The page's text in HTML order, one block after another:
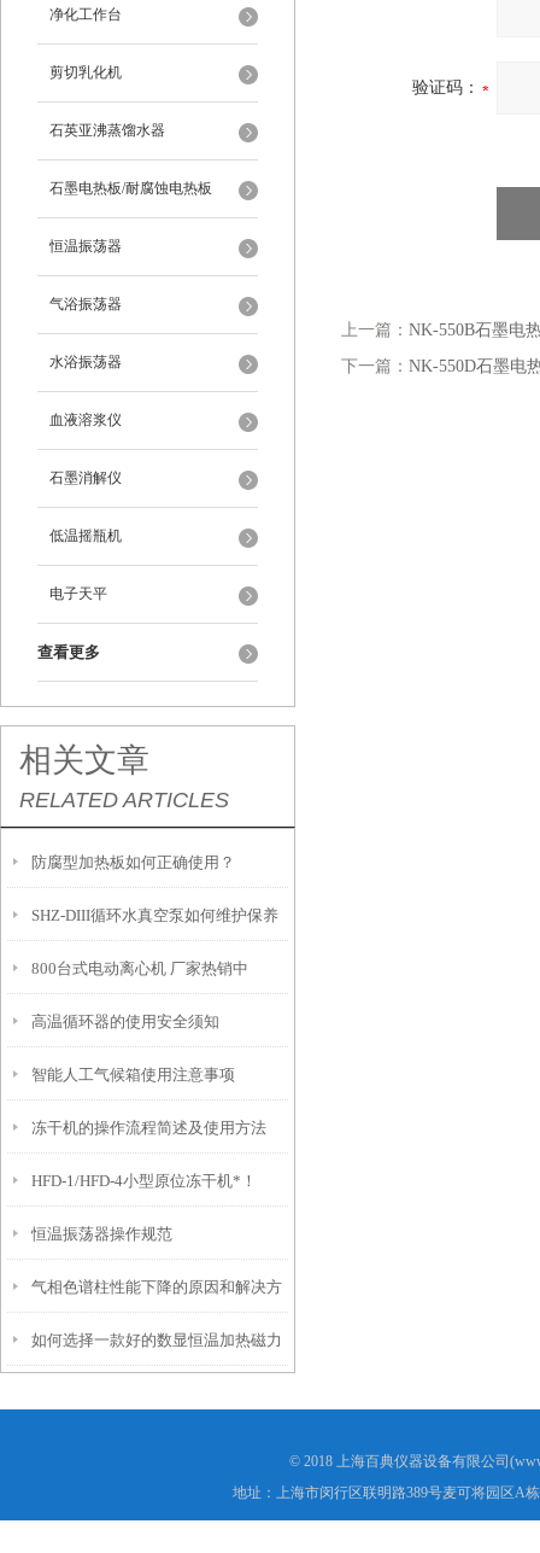
净化工作台
剪切乳化机
石英亚沸蒸馏水器
石墨电热板/耐腐蚀电热板
恒温振荡器
气浴振荡器
水浴振荡器
血液溶浆仪
石墨消解仪
低温摇瓶机
电子天平
查看更多
相关文章
RELATED ARTICLES
防腐型加热板如何正确使用？
SHZ-DIII循环水真空泵如何维护保养
800台式电动离心机 厂家热销中
高温循环器的使用安全须知
智能人工气候箱使用注意事项
冻干机的操作流程简述及使用方法
HFD-1/HFD-4小型原位冻干机*！
恒温振荡器操作规范
气相色谱柱性能下降的原因和解决方
法
如何选择一款好的数显恒温加热磁力
验证码：
上一篇： NK-550B石墨电
下一篇： NK-550D石墨电
© 2018 上海百典仪器设备有限公司
地址：上海市闵行区联明路389号麦可将园区A